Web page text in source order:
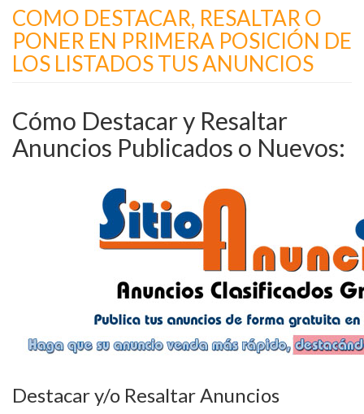
COMO DESTACAR, RESALTAR O
PONER EN PRIMERA POSICIÓN DE
LOS LISTADOS TUS ANUNCIOS
Cómo Destacar y Resaltar
Anuncios Publicados o Nuevos:
Destacar y/o Resaltar Anuncios